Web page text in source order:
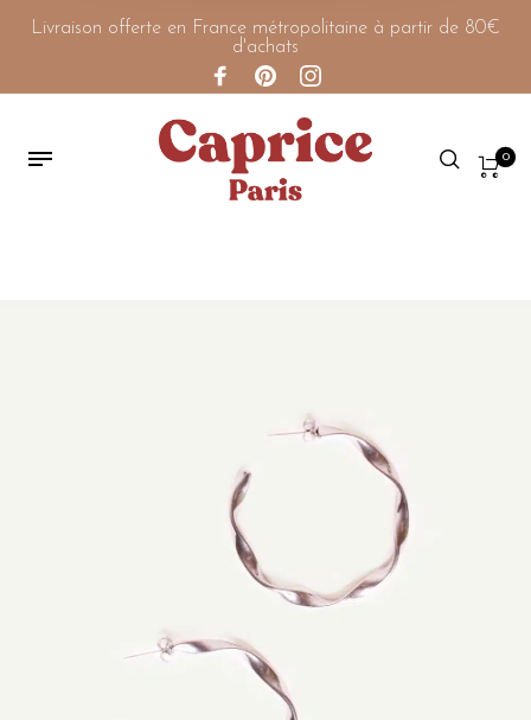
Livraison offerte en France métropolitaine à partir de 80€
d'achats
0